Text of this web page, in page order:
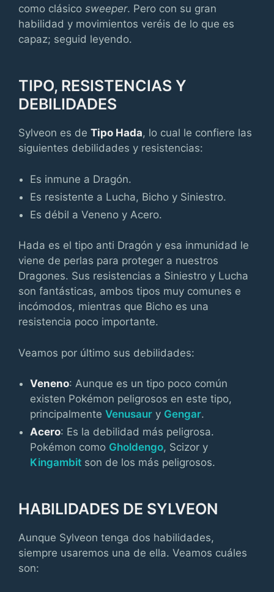
como clásico sweeper. Pero con su gran
habilidad y movimientos veréis de lo que es
capaz; seguid leyendo.
TIPO, RESISTENCIAS Y
DEBILIDADES
Sylveon es de Tipo Hada, lo cual le confiere las
siguientes debilidades y resistencias:
Es inmune a Dragón.
Es resistente a Lucha, Bicho y Siniestro.
Es débil a Veneno y Acero.
Hada es el tipo anti Dragón y esa inmunidad le
viene de perlas para proteger a nuestros
Dragones. Sus resistencias a Siniestro y Lucha
son fantásticas, ambos tipos muy comunes e
incómodos, mientras que Bicho es una
resistencia poco importante.
Veamos por último sus debilidades:
Veneno: Aunque es un tipo poco común
existen Pokémon peligrosos en este tipo,
principalmenteVenusaur y Gengar.
Acero: Es la debilidad más peligrosa.
Pokémon como Gholdengo, Scizor y
Kingambit son de los más peligrosos.
HABILIDADES DE SYLVEON
Aunque Sylveon tenga dos habilidades,
siempre usaremos una de ella. Veamos cuáles
son: